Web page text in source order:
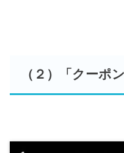
（２）「クーポ